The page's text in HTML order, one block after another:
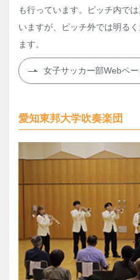
も行っています。ピッチ内で
いますが、ピッチ外では明る
ます。
女子サッカー部Webペー
愛知東邦大学吹奏楽団